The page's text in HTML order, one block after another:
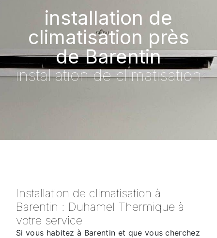
installation de
climatisation près
de Barentin
installation de climatisation
Installation de climatisation à
Barentin : Duhamel Thermique à
votre service
Si vous habitez à Barentin et que vous cherchez